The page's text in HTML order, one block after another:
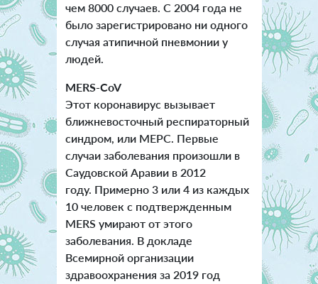
чем 8000 случаев. С 2004 года не
было зарегистрировано ни одного
случая атипичной пневмонии у
людей.
MERS-CoV
Этот коронавирус вызывает
ближневосточный респираторный
синдром, или МЕРС. Первые
случаи заболевания произошли в
Саудовской Аравии в 2012
году. Примерно 3 или 4 из каждых
10 человек с подтвержденным
MERS умирают от этого
заболевания. В докладе
Всемирной организации
здравоохранения за 2019 год